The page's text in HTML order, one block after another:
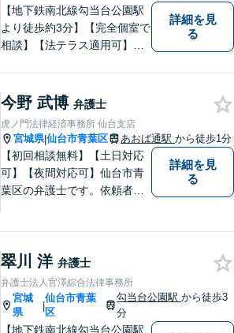
【地下鉄南北線勾当台公園駅
より徒歩約3分】【完全個室で
相談】【法テラス適用可】民
かし依頼者の立場に立った事
件の解決をめざします。法律
問題でお困りの方はお気軽に
ご相談ください。
詳細を見
る
今野 武博 弁護士
虎ノ門法律経済事務所 仙台支店
宮城県|仙台市青葉区 あおば通駅 から徒歩1分
【初回相談無料】【土日対応
可】【夜間対応可】仙台市青
葉区の弁護士です。依頼者様
詳細を見
る
翠川 洋 弁護士
弁護士法人官澤綜合法律事務所
宮城
県
|
仙台市青葉
区
勾当台公園駅から徒歩3
分
【地下鉄南北線勾当台公園駅